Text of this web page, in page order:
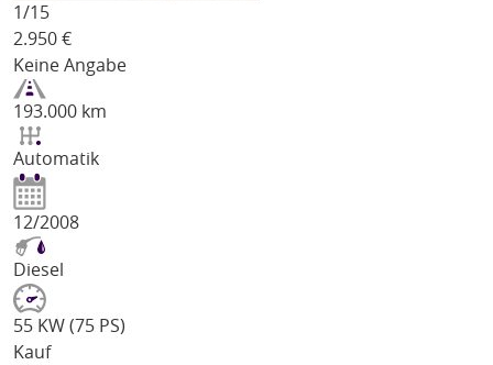
1/15
2.950 €
Keine Angabe
193.000 km
Automatik
12/2008
Diesel
55 KW (75 PS)
Kauf